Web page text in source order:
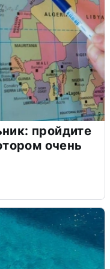
пройдите
очень